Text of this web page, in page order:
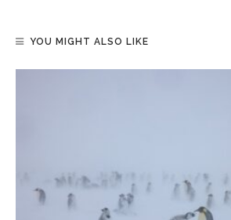
YOU MIGHT ALSO LIKE